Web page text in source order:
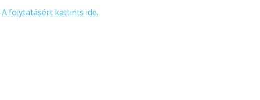
A folytatásért kattints ide.